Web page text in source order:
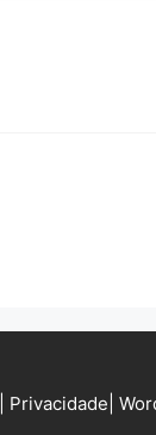
Privacidade